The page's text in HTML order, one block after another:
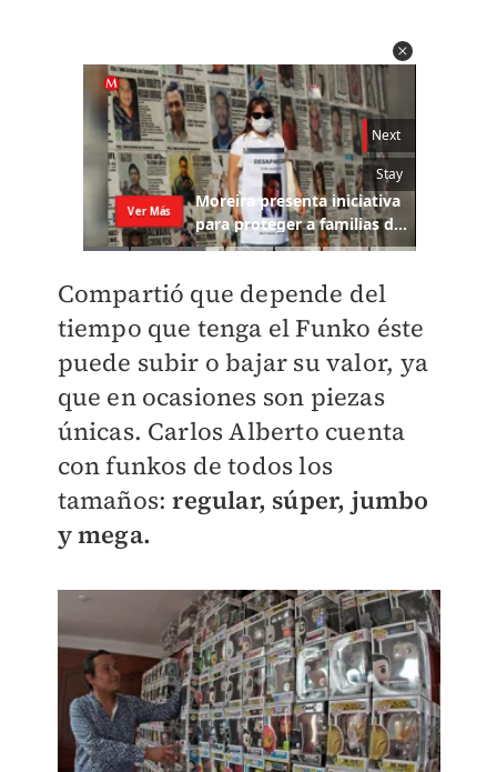
Compartió que depende del
tiempo que tenga el Funko éste
puede subir o bajar su valor, ya
que en ocasiones son piezas
únicas. Carlos Alberto cuenta
con funkos de todos los
tamaños:regular, súper, jumbo
y mega.